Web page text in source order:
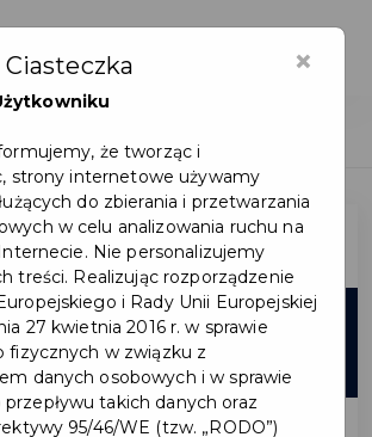
05
×
że tworząc i
strony internetowe używamy
do zbierania i przetwarzania
w celu analizowania ruchu na
Nie personalizujemy
treści. Realizując rozporządzenie
i Rady Unii Europejskiej
27 kwietnia 2016 r. w sprawie
fizycznych w związku z
danych osobowych i w sprawie
takich danych oraz
95/46/WE (tzw. „RODO”)